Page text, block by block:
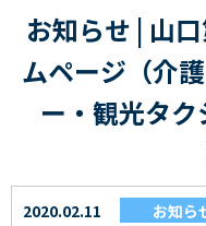
お知らせ | 山
ムページ（介
ー・観光タ
2020.02.11 お知ら